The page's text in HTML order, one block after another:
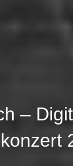
–